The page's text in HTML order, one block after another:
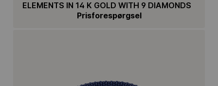
ELEMENTS IN 14 K GOLD WITH 9 DIAMONDS
Prisforespørgsel